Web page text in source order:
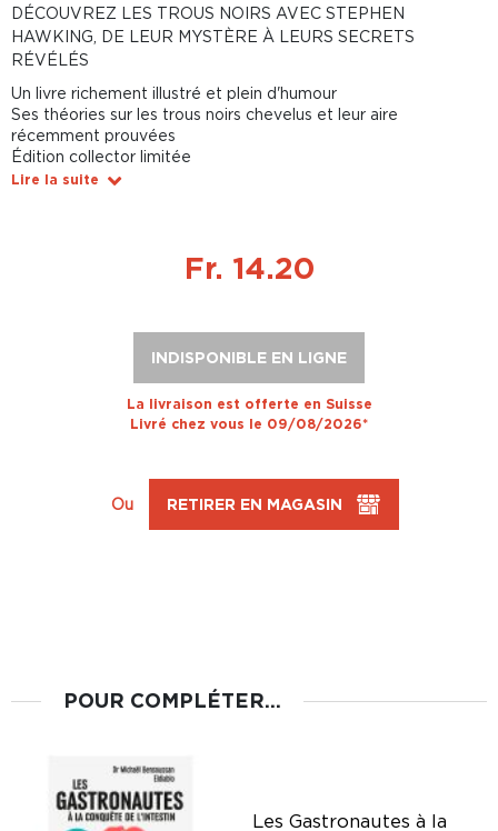
DÉCOUVREZ LES TROUS NOIRS AVEC STEPHEN
HAWKING, DE LEUR MYSTÈRE À LEURS SECRETS
RÉVÉLÉS
Un livre richement illustré et plein d'humour
Ses théories sur les trous noirs chevelus et leur aire
récemment prouvées
Édition collector limitée
Lire la suite
Fr. 14.20
INDISPONIBLE EN LIGNE
La livraison est offerte en Suisse
Livré chez vous le 09/08/2026*
Ou RETIRER EN MAGASIN
POUR COMPLÉTER...
Les Gastronautes à la